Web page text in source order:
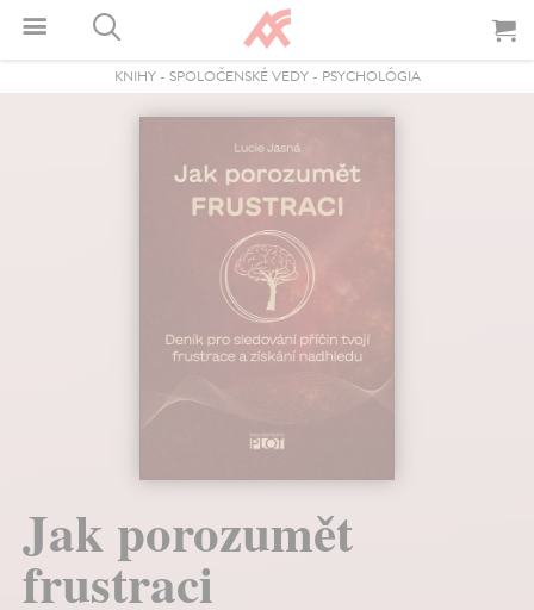
KNIHY- SPOLOČENSKÉ VEDY- PSYCHOLÓGIA
Jak porozumět
frustraci